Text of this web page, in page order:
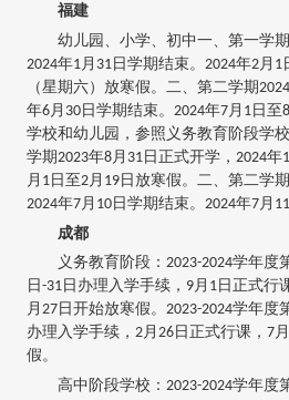
福建
幼儿园、小学、初中一、第一学期
2024年1月31日学期结束。2024年2月
（星期六）放寒假。二、第二学期
年6月30日学期结束。2024年7月1日
学校和幼儿园，参照义务教育阶段学
学期2023年8月31日正式开学，2024
月1日至2月19日放寒假。二、第二学
2024年7月10日学期结束。2024年7月
成都
义务教育阶段：2023-2024学年度
日-31日办理入学手续，9月1日正式行
月27日开始放寒假。2023-2024学年度
办理入学手续，2月26日正式行课，7
假。
高中阶段学校：2023-2024学年度